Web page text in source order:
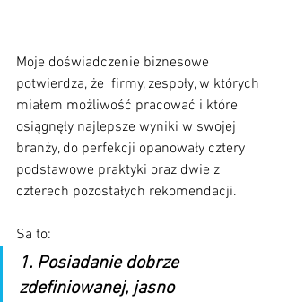
Moje doświadczenie biznesowe
potwierdza, że  firmy, zespoły, w których
miałem możliwość pracować i które
osiągnęły najlepsze wyniki w swojej
branży, do perfekcji opanowały cztery
podstawowe praktyki oraz dwie z
czterech pozostałych rekomendacji.
Sa to:
1. Posiadanie dobrze
zdefiniowanej, jasno